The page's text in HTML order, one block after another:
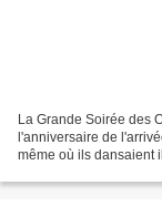
La Grande Soirée des
l'anniversaire de
même où ils dansaient